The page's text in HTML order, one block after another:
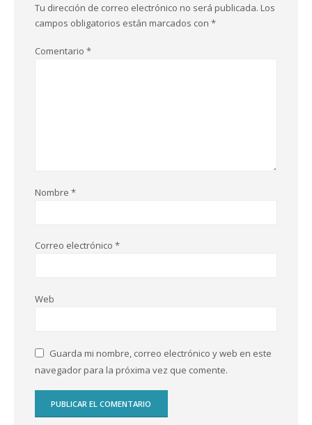
Tu dirección de correo electrónico no será publicada. Los
campos obligatorios están marcados con *
Comentario *
Nombre *
Correo electrónico *
Web
Guarda mi nombre, correo electrónico y web en este
navegador para la próxima vez que comente.